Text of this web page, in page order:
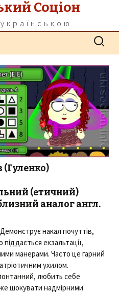
Соціон
Пошук:
(Гуленко)
(етичний)
аналог англ.
накал почуттів,
екзальтації,
манерами. Часто це гарний
ухилом.
любить себе
шокувати надмірними